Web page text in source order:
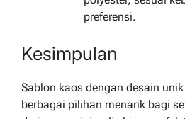
preferensi.
Kesimpulan
Sablon kaos dengan desain
berbagai pilihan menarik bagi